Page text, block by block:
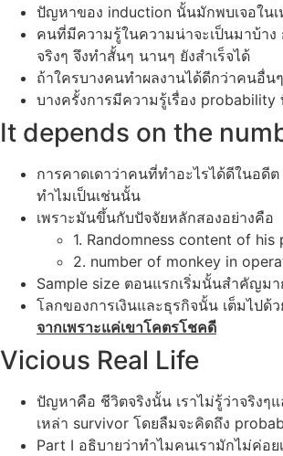
ปัญหาของ induction นั้นมักพบเจอใน
คนที่มีความรู้ในความน่าจะเป็นมาบ้า
จริงๆ จึงทำสั้นๆ นานๆ ยังสำเร็จได้
ถ้าใครบางคนทำผลงานได้ดีกว่าคนอื่
บางครั้งการมีความรู้เรื่อง
It depends on the
การคาดเดาว่าคนที่ทำอะไรได้ดีในอดี
ทำไมเป็นเช่นนั้น
เพราะมันขึ้นกับปัจจัยหลักสองอย่างคือ
1. Randomness content of his
2. number of monkey in
Sample size ตอนแรกเริ่มนั้นสำคัญม
โลกของการเงินและธุรกิจนั้น เต็มไป
จากเพราะแค่เขาโคตรโชคดี
Vicious Real Life
ปัญหาคือ ชีวิตจริงนั้น เราไม่รู้ว่าจริงๆ
เหล่า survivor โดยลืมจะคิดถึง
Part I อธิบายว่าทำไมคนเรามักไม่ค่อ